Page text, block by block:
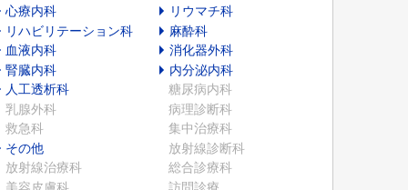
心療内科
リウマチ科
リハビリテーション科
麻酔科
血液内科
消化器外科
腎臓内科
内分泌内科
人工透析科
糖尿病内科
乳腺外科
病理診断科
救急科
集中治療科
その他
放射線診断科
放射線治療科
総合診療科
美容皮膚科
訪問診療